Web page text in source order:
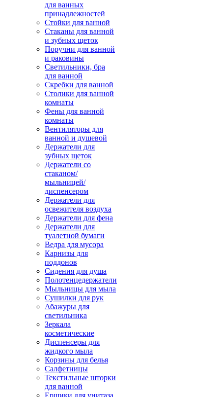
для ванных
принадлежностей
Стойки для ванной
Стаканы для ванной
и зубных щеток
Поручни для ванной
и раковины
Светильники, бра
для ванной
Скребки для ванной
Столики для ванной
комнаты
Фены для ванной
комнаты
Вентиляторы для
ванной и душевой
Держатели для
зубных щеток
Держатели со
стаканом/
мыльницей/
диспенсером
Держатели для
освежителя воздуха
Держатели для фена
Держатели для
туалетной бумаги
Ведра для мусора
Карнизы для
поддонов
Сидения для душа
Полотенцедержатели
Мыльницы для мыла
Сушилки для рук
Абажуры для
светильника
Зеркала
косметические
Диспенсеры для
жидкого мыла
Корзины для белья
Салфетницы
Текстильные шторки
для ванной
Ершики для унитаза